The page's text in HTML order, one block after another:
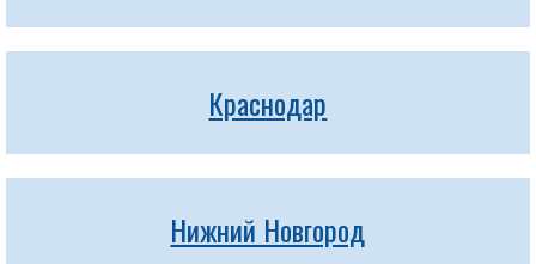
Краснодар
Нижний Новгород